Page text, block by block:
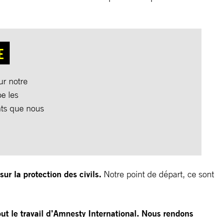
notre
les
que nous
la protection des civils. Notre point de départ, ce sont
le travail d’Amnesty International. Nous rendons